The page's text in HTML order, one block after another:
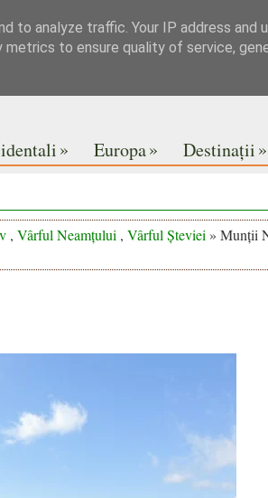
» Europa» Destinații»
, Vârful Neamțului , Vârful Șteviei » Munții
to analyze traffic. Your IP address and
to ensure quality of service,